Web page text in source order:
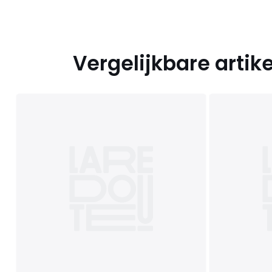
Vergelijkbare